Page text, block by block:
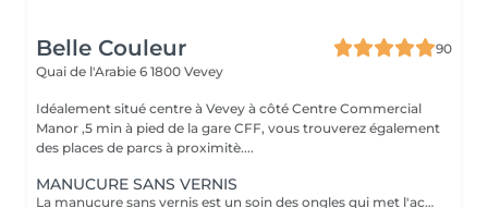
Belle Couleur
90
Quai de l'Arabie 6 1800 Vevey
Idéalement situé centre à Vevey à côté Centre Commercial
Manor ,5 min à pied de la gare CFF, vous trouverez également
des places de parcs à proximitè....
MANUCURE SANS VERNIS
La manucure sans vernis est un soin des ongles qui met l'accent sur l'entretien et la beauté naturelle des ongles. Ce type de manucure permet d'avoir des ongles propres et bien entretenus, tout en mettant en valeur leur aspect naturel. C'est idéal pour celles et ceux qui préfèrent un look simple et élégant.